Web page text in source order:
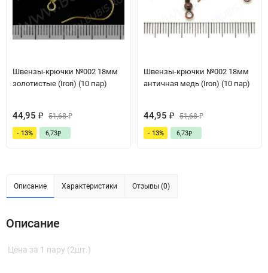
Швензы-крючки №002 18мм
золотистые (Iron) (10 пар)
44,95 ₽ 51,68₽
- 13% 6,73₽
Швензы-крючки №002 18мм
античная медь (Iron) (10 пар)
44,95 ₽ 51,68₽
- 13% 6,73₽
Описание Характеристики Отзывы (0)
Описание
Цена за 1 пару (2шт.)